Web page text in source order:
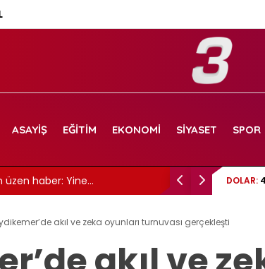
ASAYIŞ EĞITIM EKONOMI SIYASET SPOR
Ata Demirağ veDOLAR:
akıl ve zeka oyunları turnuvası gerçekleşti